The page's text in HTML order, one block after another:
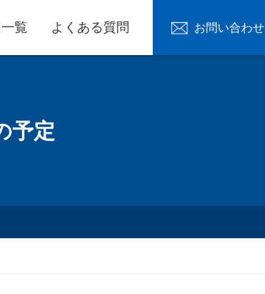
覧 よくある質問 お問い合わせ
予定